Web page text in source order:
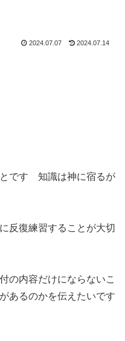
2024.07.07 2024.07.14
です 知識は神に宿るが
反復練習することが大切
の内容だけにならないこ
あるのかを伝えたいです